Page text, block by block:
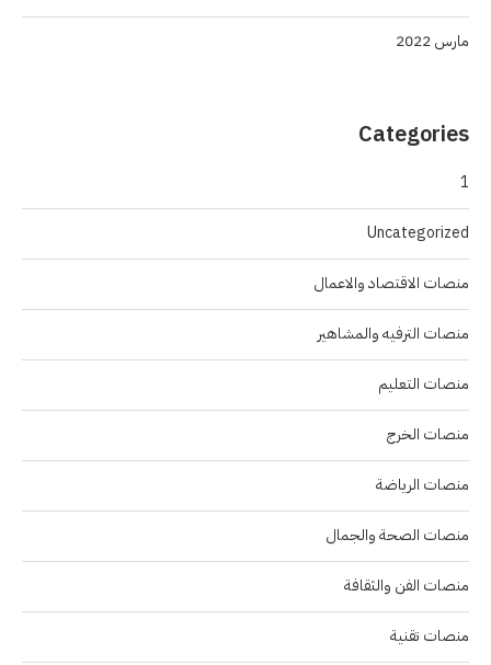
مارس 2022
Categories
1
Uncategorized
منصات الاقتصاد والاعمال
منصات الترفيه والمشاهير
منصات التعليم
منصات الخرج
منصات الرياضة
منصات الصحة والجمال
منصات الفن والثقافة
منصات تقنية